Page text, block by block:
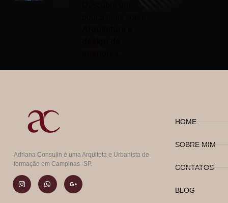
Adriana Consulin é uma Arquiteta e Urbanista de
formação em Campinas -SP.
HOME
SOBRE MIM
CONTATOS
BLOG